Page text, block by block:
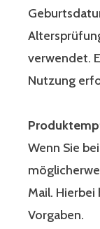
verwendet.
Nutzung
Wenn Sie
Mail.
Vorgaben.